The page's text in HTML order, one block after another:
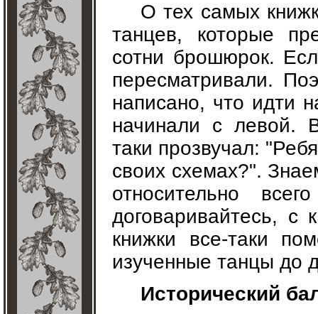
О тех самых
танцев, которые
сотни брошюрок.
пересматривали.
написано, что идти
начинали с левой.
таки прозвучал:
своих схемах?".
относительно
договаривайтесь, с
книжки все-таки
изученные танцы до
Исторический